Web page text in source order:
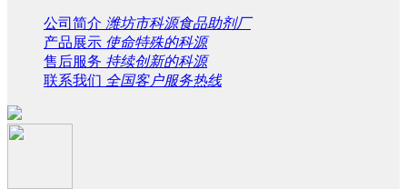
公司简介 潍坊市科源食品助剂厂
产品展示 使命特殊的科源
售后服务 持续创新的科源
联系我们 全国客户服务热线